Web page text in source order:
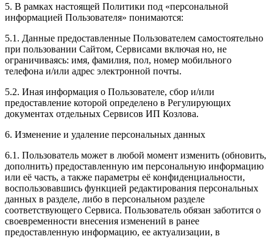
5. В рамках настоящей Политики под «персональной
информацией Пользователя» понимаются:
5.1. Данные предоставленные Пользователем самостоятельно
при пользовании Сайтом, Сервисами включая но, не
ограничиваясь: имя, фамилия, пол, номер мобильного
телефона и/или адрес электронной почты.
5.2. Иная информация о Пользователе, сбор и/или
предоставление которой определено в Регулирующих
документах отдельных Сервисов ИП Козлова.
6. Изменение и удаление персональных данных
6.1. Пользователь может в любой момент изменить (обновить,
дополнить) предоставленную им персональную информацию
или её часть, а также параметры её конфиденциальности,
воспользовавшись функцией редактирования персональных
данных в разделе, либо в персональном разделе
соответствующего Сервиса. Пользователь обязан заботится о
своевременности внесения изменений в ранее
предоставленную информацию, ее актуализации, в